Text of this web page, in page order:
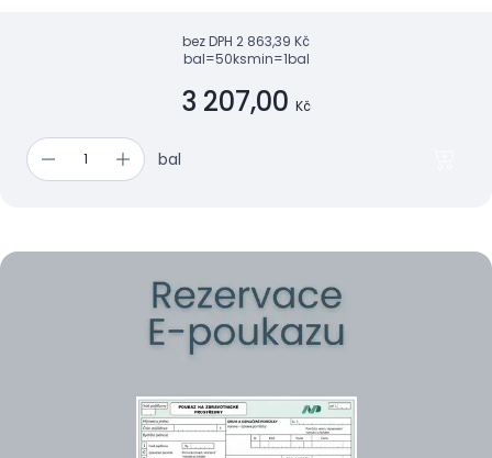
bez DPH 2 863,39 Kč
bal=50ksmin=1bal
3 207,00 Kč
bal